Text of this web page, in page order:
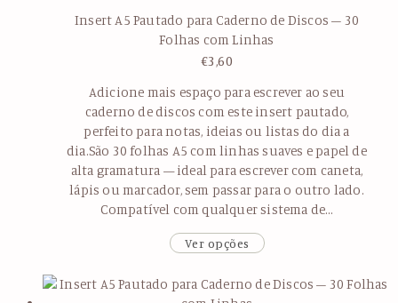
Insert A5 Pautado para Caderno de Discos – 30
Folhas com Linhas
€3,60
Adicione mais espaço para escrever ao seu
caderno de discos com este insert pautado,
perfeito para notas, ideias ou listas do dia a
dia.São 30 folhas A5 com linhas suaves e papel de
alta gramatura — ideal para escrever com caneta,
lápis ou marcador, sem passar para o outro lado.
Compatível com qualquer sistema de…
Ver opções